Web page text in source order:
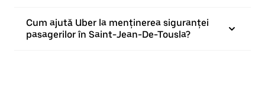
Cum ajută Uber la menținerea siguranței
pasagerilor în Saint-Jean-De-Tousla?